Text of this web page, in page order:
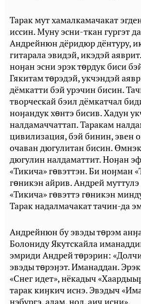
Тарак мут хамалкамачакат
иссин. Муну эсни-ткан гургэт
Андрейнюн дёридюр дёнтуру,
гитарала эвидэй, икэдэй
ноӈан эсни эрэк тɵрдук биси
Гякитам тɵрэдэй, укчэндэй
дёмкатти бэй урэчин бисин.
творческай бэил дёмкатчал
ноӈандук хɵнтэ бисив. Хадун
налдамаччаттап. Таракам
цивилизация, бэй бинин, эвен
очаван дюгулитан бисин.
дюгулин налдаматтит. Ноӈан
«Тикича» гɵвэттэн. Би ноӈман
гɵникэн айрив. Андрей
«Тикича» гɵвэттэ гɵникэн
Тарак надалмачакат тачин-да
Андрейнюн бу эвэды тɵрэм
Болониду Якутскайла
эмриди Андрей тɵрэрин:
эвэды тɵрэӈэт. Иманаддан.
«Снег идет», нёкадыч
тарак киӈкич иснэ. Эвэдыч